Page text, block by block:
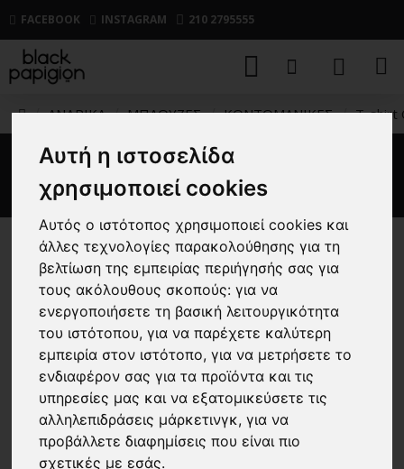
Αυτή η ιστοσελίδα
χρησιμοποιεί cookies
Αυτός ο ιστότοπος χρησιμοποιεί cookies και
άλλες τεχνολογίες παρακολούθησης για τη
βελτίωση της εμπειρίας περιήγησής σας για
τους ακόλουθους σκοπούς:για να
ενεργοποιήσετε τη βασική λειτουργικότητα
του ιστότοπου,για να παρέχετε καλύτερη
εμπειρία στον ιστότοπο,για να μετρήσετε το
ενδιαφέρον σας για τα προϊόντα και τις
υπηρεσίες μας και να εξατομικεύσετε τις
αλληλεπιδράσεις μάρκετινγκ,για να
προβάλλετε διαφημίσεις που είναι πιο
σχετικές με εσάς.
FACEBOOK INSTAGRAM 210 2795555
ΑΝΔΡΙΚΑ ΜΠΛΟΥΖΕΣ ΚΟΝΤΟΜΑΝΙΚΕΣ T-shirt
T-shirt Calvin Klein μαύρο